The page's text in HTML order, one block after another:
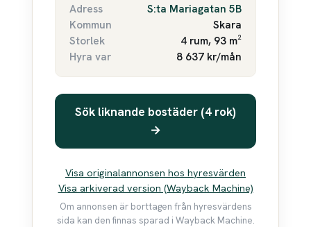
Adress
S:ta Mariagatan 5B
Kommun
Skara
Storlek
4 rum, 93 m²
Hyra var
8 637 kr/mån
Sök liknande bostäder (4 rok)
→
Visa originalannonsen hos hyresvärden
Visa arkiverad version (Wayback Machine)
Om annonsen är borttagen från hyresvärdens
sida kan den finnas sparad i Wayback Machine.